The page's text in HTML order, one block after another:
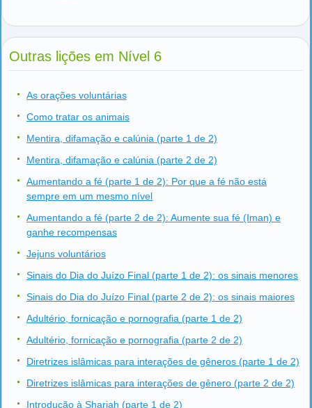
Outras lições em Nível 6
As orações voluntárias
Como tratar os animais
Mentira, difamação e calúnia (parte 1 de 2)
Mentira, difamação e calúnia (parte 2 de 2)
Aumentando a fé (parte 1 de 2): Por que a fé não está
sempre em um mesmo nível
Aumentando a fé (parte 2 de 2): Aumente sua fé (Iman) e
ganhe recompensas
Jejuns voluntários
Sinais do Dia do Juízo Final (parte 1 de 2): os sinais menores
Sinais do Dia do Juízo Final (parte 2 de 2): os sinais maiores
Adultério, fornicação e pornografia (parte 1 de 2)
Adultério, fornicação e pornografia (parte 2 de 2)
Diretrizes islâmicas para interações de gêneros (parte 1 de 2)
Diretrizes islâmicas para interações de gênero (parte 2 de 2)
Introdução à Shariah (parte 1 de 2)